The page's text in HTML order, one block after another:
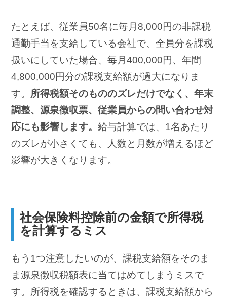
たとえば、従業員50名に毎月8,000円の非課税
通勤手当を支給している会社で、全員分を課税
扱いにしていた場合、毎月400,000円、年間
4,800,000円分の課税支給額が過大になりま
す。 所得税額そのもののズレだけでなく、年末
調整、源泉徴収票、従業員からの問い合わせ対
応にも影響します。給与計算では、1名あたり
のズレが小さくても、人数と月数が増えるほど
影響が大きくなります。
社会保険料控除前の金額で所得税
を計算するミス
もう1つ注意したいのが、課税支給額をそのま
ま源泉徴収税額表に当てはめてしまうミスで
す。所得税を確認するときは、課税支給額から